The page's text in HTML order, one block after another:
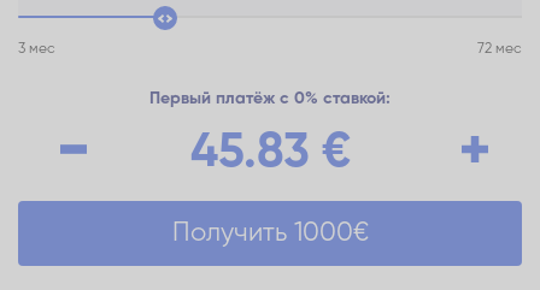
3 мес 72 мес
Первый платёж с 0% ставкой:
45.83 €
Получить 1000€